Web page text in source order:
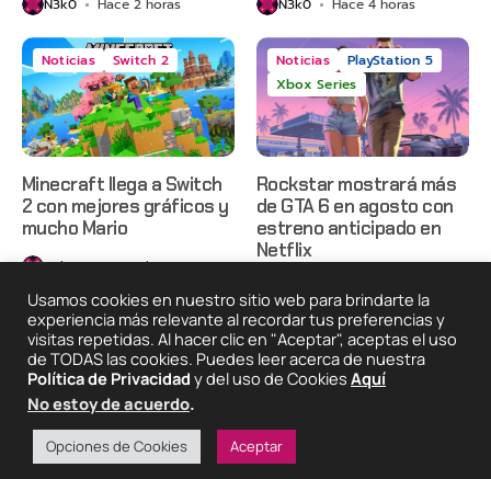
N3k0 Hace 2 horas N3k0 Hace 4 horas
Noticias Switch 2
Minecraft llega a Switch
2 con mejores gráficos y
mucho Mario
N3k0 Hace 8 horas
Noticias
PlayStation 5
Xbox Series
Rockstar mostrará más
de GTA 6 en agosto con
estreno anticipado en
Netflix
2025 © Degeneraciónx.com | Anime, Games & Nothing
Else
Quiénes
Somos
Condiciones De
Uso Privacidad
Usamos cookies en nuestro sitio web para brindarte la
experiencia más relevante al recordar tus preferencias y
visitas repetidas. Al hacer clic en "Aceptar", aceptas el uso
de TODAS las cookies. Puedes leer acerca de nuestra
Política de Privacidad y del uso de Cookies Aquí
No estoy de acuerdo.
Opciones de Cookies Aceptar